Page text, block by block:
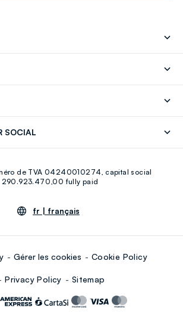
SOCIAL
Linkedin
de TVA 04240010274, capital social
290.923.470,00 fully paid
fr | français
Gérer les cookies Cookie Policy
Privacy Policy Sitemap